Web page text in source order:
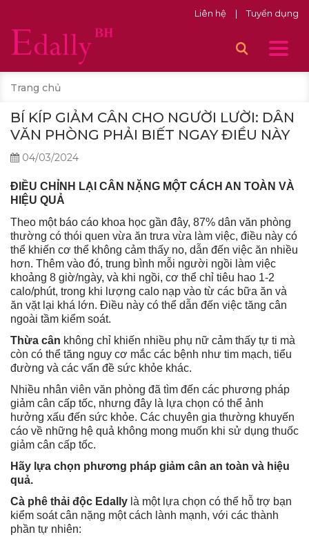
Liên hệ | Tuyển dụng
Trang chủ
BÍ KÍP GIẢM CÂN CHO NGƯỜI LƯỜI: DÂN
VĂN PHÒNG PHẢI BIẾT NGAY ĐIỀU NÀY
04/03/2024
ĐIỀU CHỈNH LẠI CÂN NẶNG MỘT CÁCH AN TOÀN VÀ
HIỆU QUẢ
Theo một báo cáo khoa học gần đây, 87% dân văn phòng
thường có thói quen vừa ăn trưa vừa làm việc, điều này có
thể khiến cơ thể không cảm thấy no, dẫn đến việc ăn nhiều
hơn. Thêm vào đó, trung bình mỗi người ngồi làm việc
khoảng 8 giờ/ngày, và khi ngồi, cơ thể chỉ tiêu hao 1-2
calo/phút, trong khi lượng calo nạp vào từ các bữa ăn và
ăn vặt lại khá lớn. Điều này có thể dẫn đến việc tăng cân
ngoài tầm kiểm soát.
Thừa cân không chỉ khiến nhiều phụ nữ cảm thấy tự ti mà
còn có thể tăng nguy cơ mắc các bệnh như tim mạch, tiểu
đường và các vấn đề sức khỏe khác.
Nhiều nhân viên văn phòng đã tìm đến các phương pháp
giảm cân cấp tốc, nhưng đây là lựa chọn có thể ảnh
hưởng xấu đến sức khỏe. Các chuyên gia thường khuyến
cáo về những hệ quả không mong muốn khi sử dụng thuốc
giảm cân cấp tốc.
Hãy lựa chọn phương pháp giảm cân an toàn và hiệu
quả.
Cà phê thải độc Edally là một lựa chọn có thể hỗ trợ bạn
kiểm soát cân nặng một cách lành mạnh, với các thành
phần tự nhiên: